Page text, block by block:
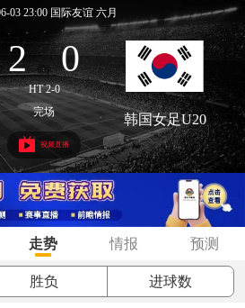
03 23:00 国际友谊 六月
2 : 0
HT 2-0
完场 韩国女足U20
视频直播
走势 情报 预测
胜负 进球数